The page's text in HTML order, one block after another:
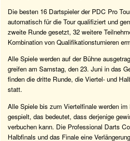
Die besten 16 Dartspieler der PDC Pro
automatisch für die Tour qualifiziert und
zweite Runde gesetzt, 32 weitere
Kombination von Qualifikationsturnieren
Alle Spiele werden auf der Bühne
greifen am Samstag, den 23. Juni in das
finden die dritte Runde, die Viertel- und
statt.
Alle Spiele bis zum Viertelfinale werden
gespielt, das bedeutet, dass derjenige
verbuchen kann. Die Professional Darts
Halbfinals und das Finale eine